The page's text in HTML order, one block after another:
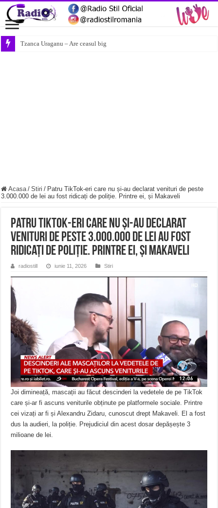
Tzanca Uraganu – Are ceasul big
Acasa / Stiri / Patru TikTok-eri care nu și-au declarat venituri de peste
3.000.000 de lei au fost ridicați de poliție. Printre ei, și Makaveli
Patru TikTok-eri care nu și-au declarat
venituri de peste 3.000.000 de lei au fost
ridicați de poliție. Printre ei, și Makaveli
radiostill iunie 11, 2026 Stiri
Joi dimineață, mascații au făcut descinderi la vedetele de pe TikTok
care și-ar fi ascuns veniturile obținute pe platformele sociale. Printre
cei vizați ar fi și Alexandru Zidaru, cunoscut drept Makaveli. El a fost
dus la audieri, la poliție. Prejudiciul din acest dosar depășește 3
milioane de lei.